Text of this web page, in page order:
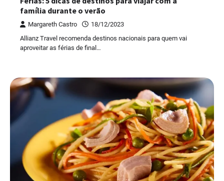
família durante o verão
Margareth Castro
18/12/2023
Allianz Travel recomenda destinos nacionais para quem vai
aproveitar as férias de final…